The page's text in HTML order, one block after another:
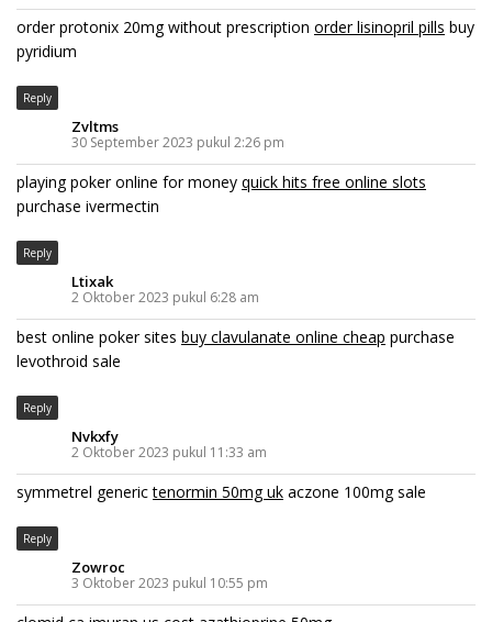
order protonix 20mg without prescription order lisinopril pills buy
pyridium
Reply
Zvltms
30 September 2023 pukul 2:26 pm
playing poker online for money quick hits free online slots
purchase ivermectin
Reply
Ltixak
2 Oktober 2023 pukul 6:28 am
best online poker sites buy clavulanate online cheap purchase
levothroid sale
Reply
Nvkxfy
2 Oktober 2023 pukul 11:33 am
symmetrel generictenormin 50mg uk aczone 100mg sale
Reply
Zowroc
3 Oktober 2023 pukul 10:55 pm